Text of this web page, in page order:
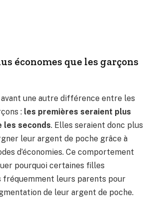
économes que les garçons
avant une autre différence entre les
: les premières seraient plus
les seconds. Elles seraient donc plus
leur argent de poche grâce à
d’économies. Ce comportement
pourquoi certaines filles
leurs parents pour
de leur argent de poche.